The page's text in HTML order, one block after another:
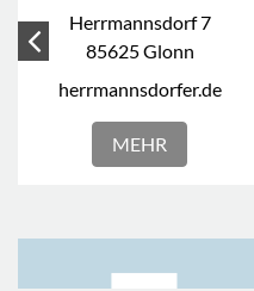
Herrmannsdorf 7
85625 Glonn
herrmannsdorfer.de
MEHR